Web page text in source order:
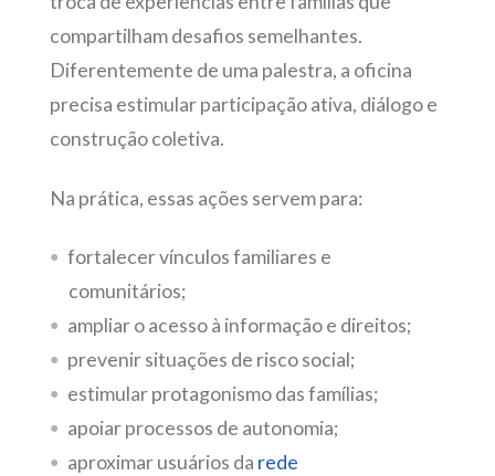
compartilham desafios semelhantes.
Diferentemente de uma palestra, a oficina
precisa estimular participação ativa, diálogo e
construção coletiva.
Na prática, essas ações servem para:
fortalecer vínculos familiares e
comunitários;
ampliar o acesso à informação e direitos;
prevenir situações de risco social;
estimular protagonismo das famílias;
apoiar processos de autonomia;
aproximar usuários da rede